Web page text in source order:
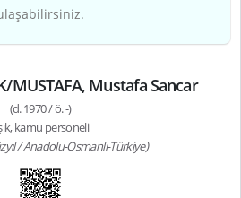
MUSTAFA, Mustafa Sancar
(d. 1970 / ö. -)
kamu personeli
/ Anadolu-Osmanlı-Türkiye)